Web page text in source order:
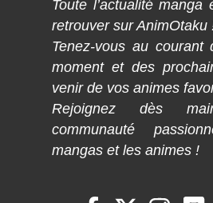
Toute l’actualité
retrouver sur AnimOtaku
Tenez-vous au courant
moment et des
venir de vos animes
Rejoignez dès
communauté
mangas et les animes !